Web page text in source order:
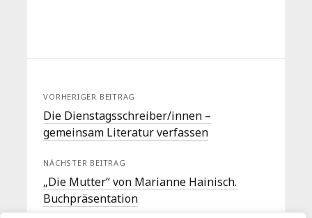
VORHERIGER BEITRAG
Die Dienstagsschreiber/innen –
gemeinsam Literatur verfassen
NÄCHSTER BEITRAG
„Die Mutter“ von Marianne Hainisch.
Buchpräsentation